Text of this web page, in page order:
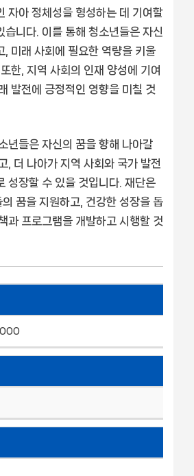
자아 정체성을 형성하는 데 기여할
습니다. 이를 통해 청소년들은 자신
, 미래 사회에 필요한 역량을 키울
한, 지역 사회의 인재 양성에 기여
발전에 긍정적인 영향을 미칠 것
년들은 자신의 꿈을 향해 나아갈
, 더 나아가 지역 사회와 국가 발전
성장할 수 있을 것입니다. 재단은
꿈을 지원하고, 건강한 성장을 돕
과 프로그램을 개발하고 시행할 것